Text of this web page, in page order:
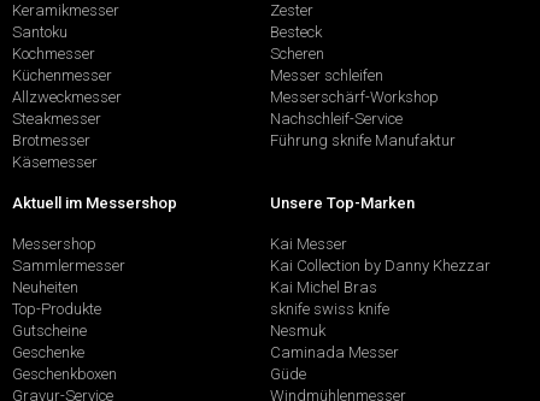
Keramikmesser
Santoku
Kochmesser
Küchenmesser
Allzweckmesser
Steakmesser
Brotmesser
Käsemesser
Zester
Besteck
Scheren
Messer schleifen
Messerschärf-Workshop
Nachschleif-Service
Führung sknife Manufaktur
Aktuell im Messershop
Messershop
Sammlermesser
Neuheiten
Top-Produkte
Gutscheine
Geschenke
Geschenkboxen
Gravur-Service
Unsere Top-Marken
Kai Messer
Kai Collection by Danny Khezzar
Kai Michel Bras
sknife swiss knife
Nesmuk
Caminada Messer
Güde
Windmühlenmesser